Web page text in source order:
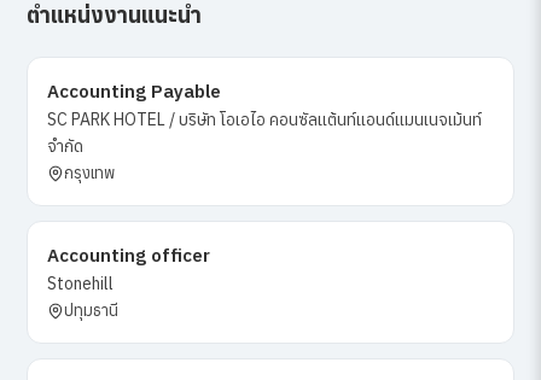
ตำแหน่งงานแนะนำ
Accounting Payable
SC PARK HOTEL / บริษัท โอเอไอ คอนซัลแต้นท์แอนด์แมนเนจเม้นท์
จำกัด
กรุงเทพ
Accounting officer
Stonehill
ปทุมธานี